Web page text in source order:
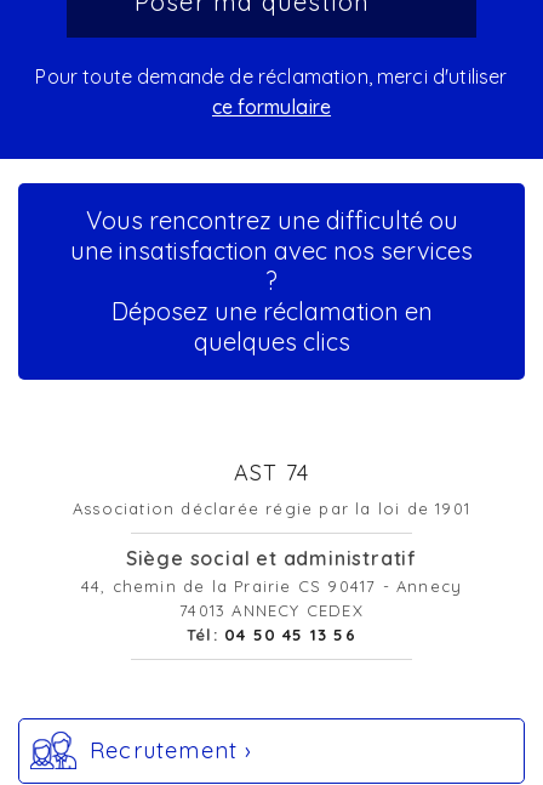
Pour toute demande de réclamation, merci d'utiliser
ce formulaire
Vous rencontrez une difficulté ou
une insatisfaction avec nos services
?
Déposez une réclamation en
quelques clics
AST 74
Association déclarée régie par la loi de 1901
Siège social et administratif
44, chemin de la Prairie CS 90417 - Annecy
74013 ANNECY CEDEX
Tél: 04 50 45 13 56
Recrutement ›